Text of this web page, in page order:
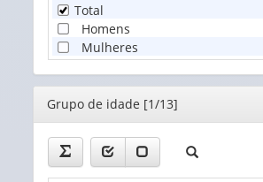
Total
Homens
Mulheres
Editor
Grupo de idade [1/13]